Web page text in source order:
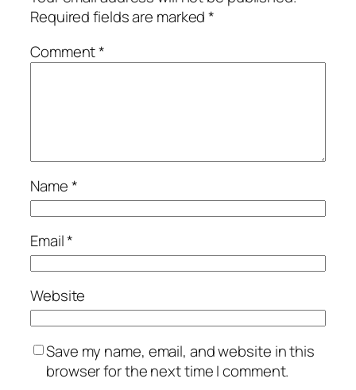
Required fields are marked*
Comment*
Name*
Email*
Website
Save my name, email, and website in this
browser for the next time I comment.